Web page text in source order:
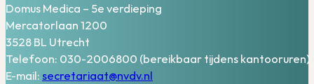
Domus Medica – 5e verdieping
Mercatorlaan 1200
3528 BL Utrecht
Telefoon: 030-2006800 (bereikbaar tijdens kantooruren)
E-mail: secretariaat@nvdv.nl